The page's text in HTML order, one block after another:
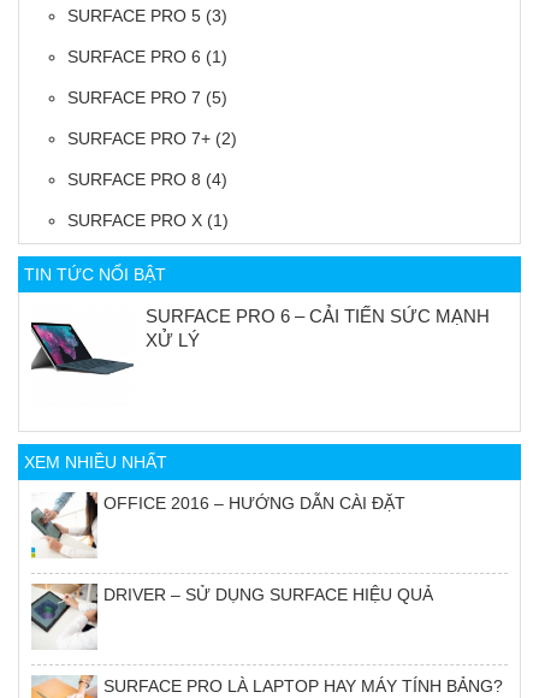
SURFACE PRO 5 (3)
SURFACE PRO 6 (1)
SURFACE PRO 7 (5)
SURFACE PRO 7+ (2)
SURFACE PRO 8 (4)
SURFACE PRO X (1)
TIN TỨC NỔI BẬT
SURFACE PRO 6 – CẢI TIẾN SỨC MẠNH
XỬ LÝ
XEM NHIỀU NHẤT
OFFICE 2016 – HƯỚNG DẪN CÀI ĐẶT
DRIVER – SỬ DỤNG SURFACE HIỆU QUẢ
SURFACE PRO LÀ LAPTOP HAY MÁY TÍNH BẢNG?